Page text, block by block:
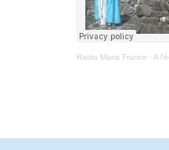
Radio Maria France · A